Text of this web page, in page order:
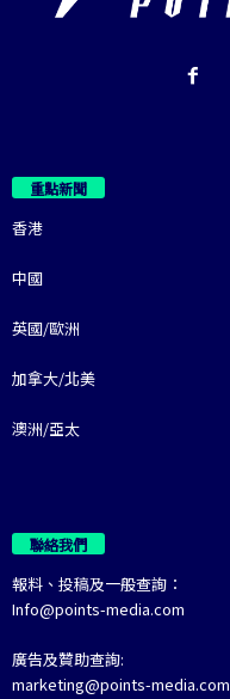
重點新聞
香港
中國
英國/歐洲
加拿大/北美
澳洲/亞太
聯絡我們
報料、投稿及一般查詢：
Info@points-media.com
廣告及贊助查詢:
marketing@points-media.com